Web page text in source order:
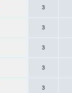
3
3
3
3
3